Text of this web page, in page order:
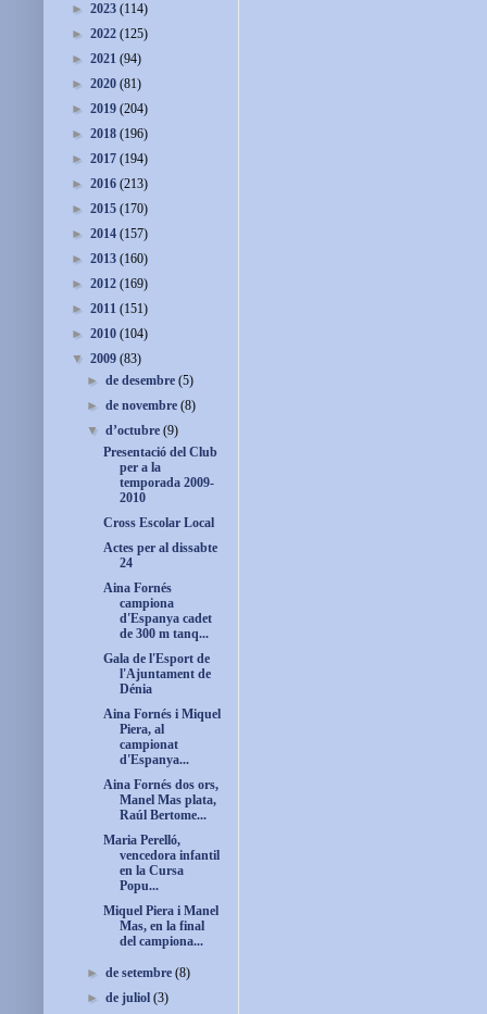
► 2023 (114)
► 2022 (125)
► 2021 (94)
► 2020 (81)
► 2019 (204)
► 2018 (196)
► 2017 (194)
► 2016 (213)
► 2015 (170)
► 2014 (157)
► 2013 (160)
► 2012 (169)
► 2011 (151)
► 2010 (104)
▼ 2009 (83)
►de desembre(5)
►de novembre(8)
▼d’octubre(9)
Presentació del Club
per a la
temporada 2009-
2010
Cross Escolar Local
Actes per al dissabte
24
Aina Fornés
campiona
d'Espanya cadet
de 300 m tanq...
Gala de l'Esport de
l'Ajuntament de
Dénia
Aina Fornés i Miquel
Piera, al
campionat
d'Espanya...
Aina Fornés dos ors,
Manel Mas plata,
Raúl Bertome...
Maria Perelló,
vencedora infantil
en la Cursa
Popu...
Miquel Piera i Manel
Mas, en la final
del campiona...
►de setembre(8)
►de juliol(3)